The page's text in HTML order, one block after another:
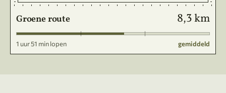
Groene route 8,3 km
1 uur 51 min lopen gemiddeld